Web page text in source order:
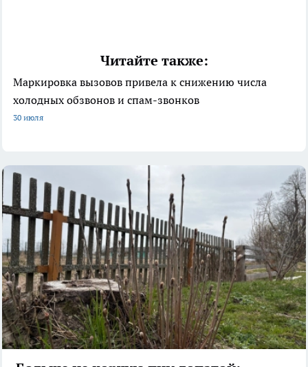
Читайте также:
Маркировка вызовов привела к снижению числа
холодных обзвонов и спам-звонков
30 июля